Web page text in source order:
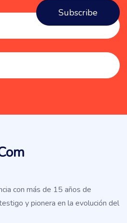
con más de 15 años de
y pionera en la evolución del